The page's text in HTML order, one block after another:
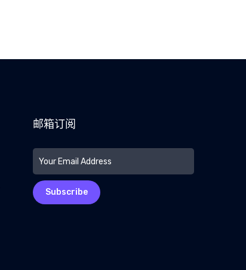
邮箱订阅
Subscribe